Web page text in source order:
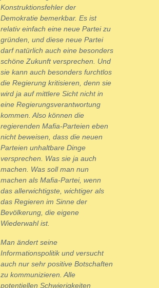
Konstruktionsfehler der
Demokratie bemerkbar. Es ist
relativ einfach eine neue Partei zu
gründen, und diese neue Partei
darf natürlich auch eine besonders
schöne Zukunft versprechen. Und
sie kann auch besonders furchtlos
die Regierung kritisieren, denn sie
wird ja auf mittlere Sicht nicht in
eine Regierungsverantwortung
kommen. Also können die
regierenden Mafia-Parteien eben
nicht beweisen, dass die neuen
Parteien unhaltbare Dinge
versprechen. Was sie ja auch
machen. Was soll man nun
machen als Mafia-Partei, wenn
das allerwichtigste, wichtiger als
das Regieren im Sinne der
Bevölkerung, die eigene
Wiederwahl ist.
Man ändert seine
Informationspolitik und versucht
auch nur sehr positive Botschaften
zu kommunizieren. Alle
potentiellen Schwierigkeiten